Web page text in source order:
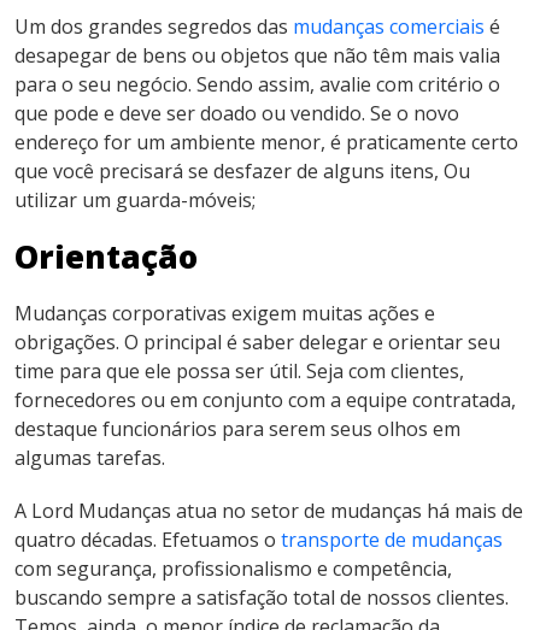
Um dos grandes segredos das mudanças comerciais é
desapegar de bens ou objetos que não têm mais valia
para o seu negócio. Sendo assim, avalie com critério o
que pode e deve ser doado ou vendido. Se o novo
endereço for um ambiente menor, é praticamente certo
que você precisará se desfazer de alguns itens, Ou
utilizar um guarda-móveis;
Orientação
Mudanças corporativas exigem muitas ações e
obrigações. O principal é saber delegar e orientar seu
time para que ele possa ser útil. Seja com clientes,
fornecedores ou em conjunto com a equipe contratada,
destaque funcionários para serem seus olhos em
algumas tarefas.
A Lord Mudanças atua no setor de mudanças há mais de
quatro décadas. Efetuamos o transporte de mudanças
com segurança, profissionalismo e competência,
buscando sempre a satisfação total de nossos clientes.